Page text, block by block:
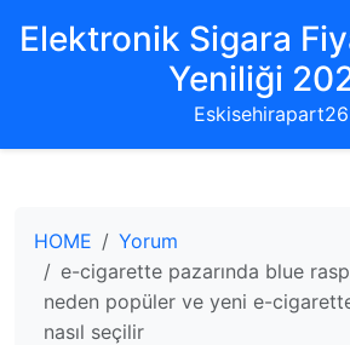
Elektronik Sigara
Yeniliği
Eskisehirapart26
HOME
Yorum
e-cigarette pazarında blue
neden popüler ve yeni e-
nasıl seçilir